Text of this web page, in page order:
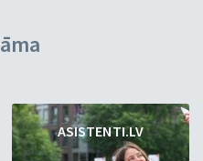
ASISTENTI.LV